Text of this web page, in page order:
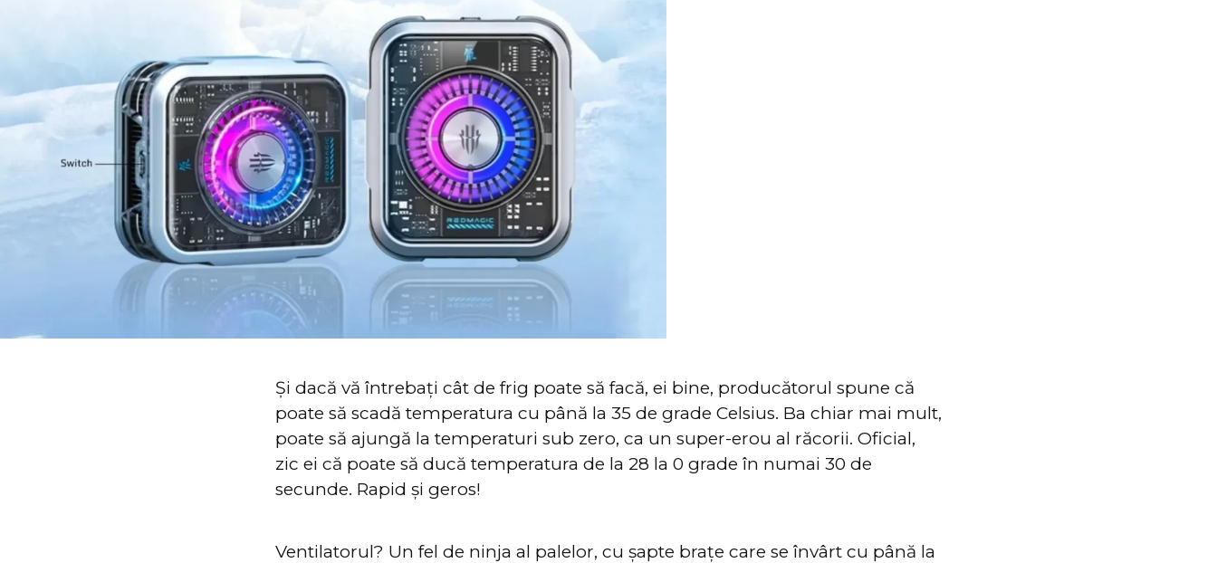
Și dacă vă întrebați cât de frig poate să facă, ei bine, producătorul spune că
poate să scadă temperatura cu până la 35 de grade Celsius. Ba chiar mai mult,
poate să ajungă la temperaturi sub zero, ca un super-erou al răcorii. Oficial,
zic ei că poate să ducă temperatura de la 28 la 0 grade în numai 30 de
secunde. Rapid și geros!
Ventilatorul? Un fel de ninja al palelor, cu șapte brațe care se învârt cu până la